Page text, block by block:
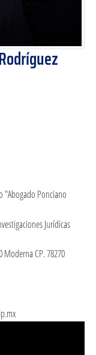
"Abogado Ponciano
Jurídicas
Moderna CP. 78270